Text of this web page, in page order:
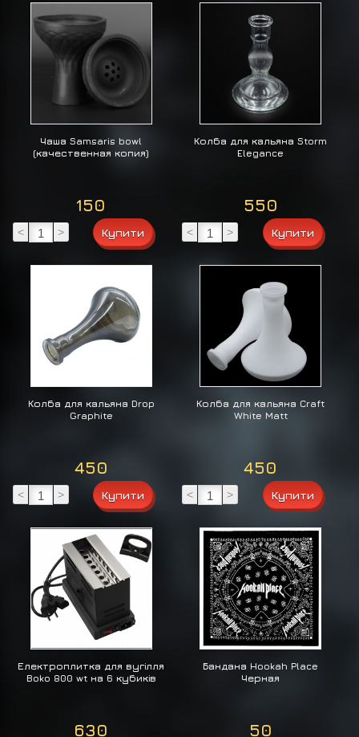
Чаша Samsaris bowl
(качественная копия)
150
< >
Колба для кальяна Storm
Elegance
550
< >
Колба для кальяна Drop
Graphite
450
< >
Колба для кальяна Craft
White Matt
450
< >
Електроплитка для вугілля
Boko 800 wt на 6 кубиків
630
Бандана Hookah Place
Черная
50